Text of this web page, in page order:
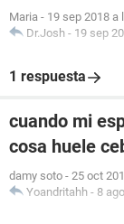
Maria - 19 sep 2018 a
Dr.Josh - 19 sep
1 respuesta
cuando mi
cosa huele
damy soto - 25 oct
Yoandritahh - 8